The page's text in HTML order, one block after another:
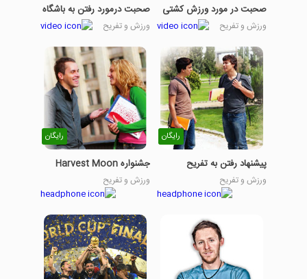
صحبت در مورد ورزش کشتی
ورزش و تفریح
صحبت درمورد رفتن به باشگاه
ورزش و تفریح
رایگان
پیشنهاد رفتن به تفریح
ورزش و تفریح
رایگان
جشنواره Harvest Moon
ورزش و تفریح